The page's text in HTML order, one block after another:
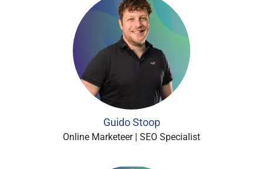
Guido Stoop
Online Marketeer | SEO Specialist